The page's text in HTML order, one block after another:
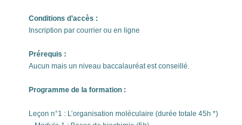
Conditions d’accès :
Inscription par courrier ou en ligne
Prérequis :
Aucun mais un niveau baccalauréat est conseillé.
Programme de la formation :
Leçon n°1 : L’organisation moléculaire (durée totale 45h *)